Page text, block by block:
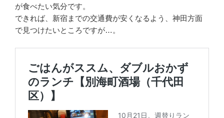
が食べたい気分です。
できれば、新宿までの交通費が安くなるよう、神田方面
で見つけたいところですが…。